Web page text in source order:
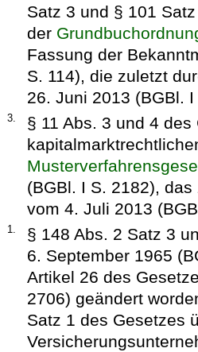
Satz 3 und § 101
der
Fassung der
S. 114), die zuletzt
26. Juni 2013 (BGBl.
3.
§ 11 Abs. 3 und 4
(BGBl. I S. 2182),
vom 4. Juli 2013
1.
§ 148 Abs. 2 Satz 3
6. September 1965
Artikel 26 des
2706) geändert
Satz 1 des Gesetzes